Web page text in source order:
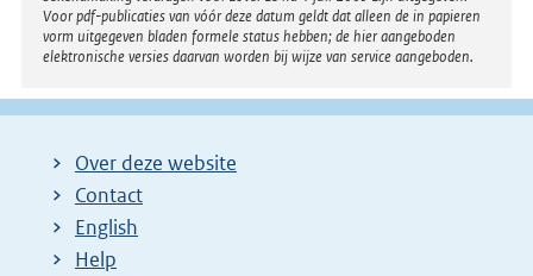
Voor pdf-publicaties van vóór deze datum geldt dat alleen de in papieren
vorm uitgegeven bladen formele status hebben; de hier aangeboden
elektronische versies daarvan worden bij wijze van service aangeboden.
Over deze website
Contact
English
Help